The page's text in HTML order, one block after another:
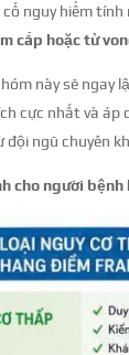
nguy hiểm tính
cấp hoặc tử
này sẽ ngay
cực nhất và áp
ngũ chuyên
cho người bệnh